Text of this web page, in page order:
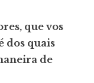
que vos
dos quais
de